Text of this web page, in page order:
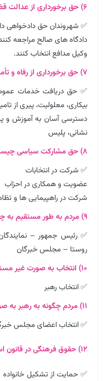
۶) حق برخورداری از عدالت قضایی چیست؟
✅ شهروندان حق دادخواهی
دادگاه های صالح مراجعه
وکیل مدافع انتخاب کنند.
۷) حق برخورداری از رفاه و تأمین اجتماعی چیست؟
✅ حق دریافت خدمات
بیکاری، معلولیت، پیری از
دسترسی آسان به آموزش و
نشانی، پلیس
۸) حق مشارکت سیاسی چیست؟
✅ شرکت در انتخابات
عضویت و همکاری در احزاب
شرکت در راهپیمایی ها و
۹) مردم به طور مستقیم به چه کسانی رای می دهند؟
✅ رئیس جمهور –
روستا – مجلس خبرگان
۱۰) انتخاب به صورت غیر مستقیم توسط مردم کدام است؟
✅ انتخاب رهبر
۱۱) مردم چگونه به رهبر به صورت غیر مستقیم رای می دهند؟
✅ انتخاب اعضای مجلس
۱۲) حقوق فرهنگی در قانون اساسی چیست؟
✅ حمایت از تشکیل خانواده